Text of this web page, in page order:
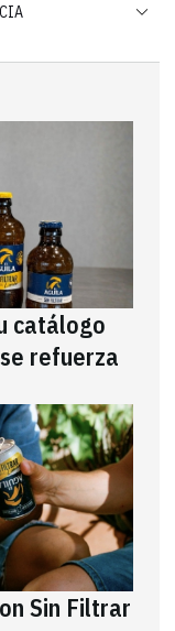
catálogo
refuerza
Sin Filtrar